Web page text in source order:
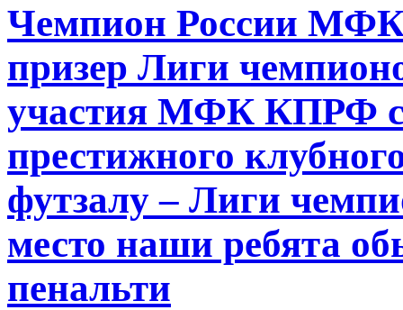
Чемпион России
призер Лиги
участия МФК КПРФ
престижного
футзалу – Лиги
место наши ребята
пенальти